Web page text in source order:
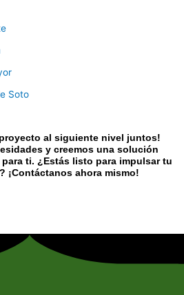
Soto
al siguiente nivel juntos!
y creemos una solución
ti. ¿Estás listo para impulsar tu
¡Contáctanos ahora mismo!